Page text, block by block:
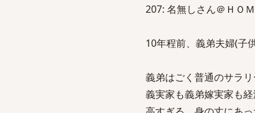
207: 名無しさん＠ＨＯ
10年程前、義弟夫婦(子
義弟はごく普通のサラリ
義実家も義弟嫁実家も経